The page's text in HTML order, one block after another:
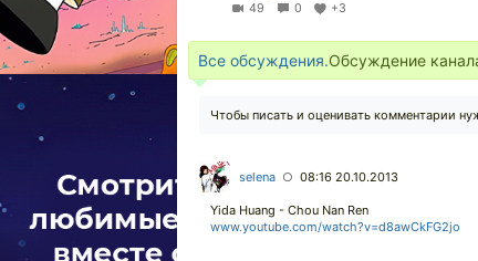
49 0 +3
Все обсуждения.Обсуждение
Чтобы писать и оценивать комментарии
selena ○ 08:16 20.10.2013
Yida Huang - Chou Nan Ren
www.youtube.com/watch?v=d8awCkFG2jo